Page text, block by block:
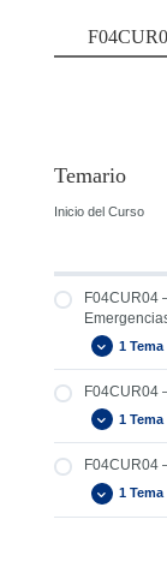
Temario
Inicio del Curso
F04CUR04
1 Tema
F04CUR04
1 Tema
F04CUR04
1 Tema